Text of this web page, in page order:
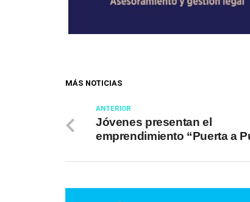
MÁS NOTICIAS
ANTERIOR
Jóvenes presentan el
emprendimiento “Puerta a